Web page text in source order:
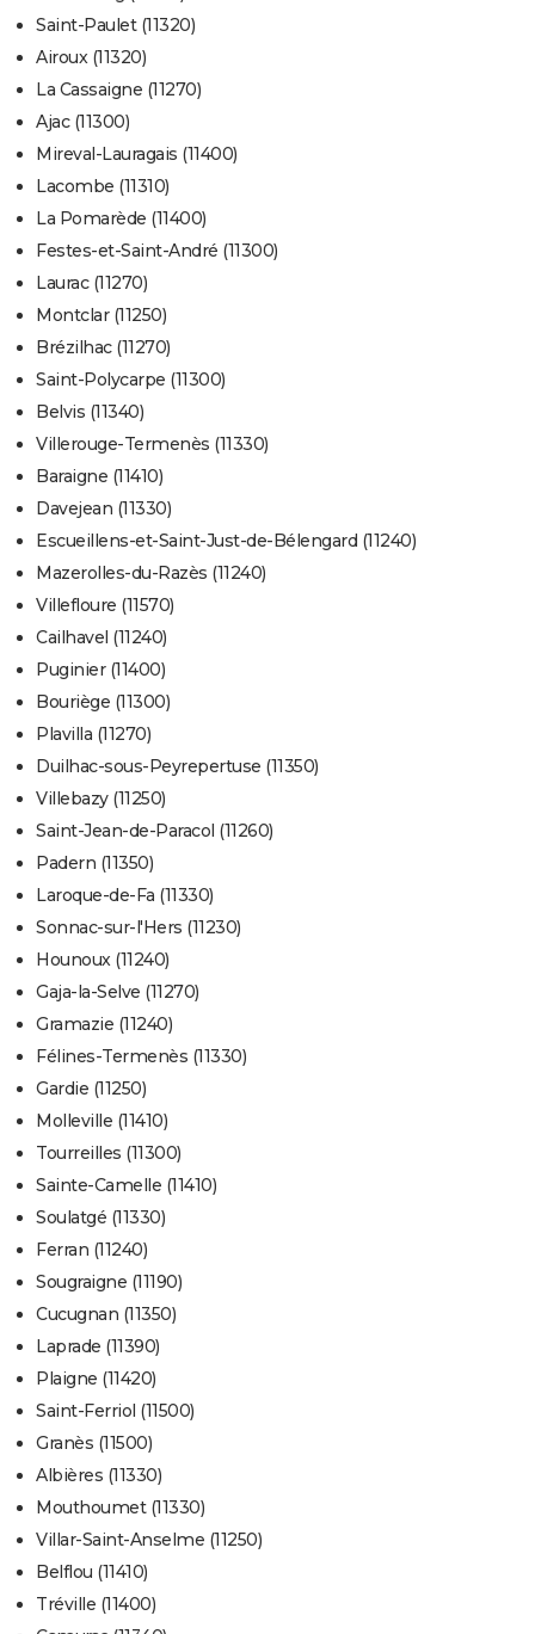
Saint-Paulet (11320)
Airoux (11320)
La Cassaigne (11270)
Ajac (11300)
Mireval-Lauragais (11400)
Lacombe (11310)
La Pomarède (11400)
Festes-et-Saint-André (11300)
Laurac (11270)
Montclar (11250)
Brézilhac (11270)
Saint-Polycarpe (11300)
Belvis (11340)
Villerouge-Termenès (11330)
Baraigne (11410)
Davejean (11330)
Escueillens-et-Saint-Just-de-Bélengard (11240)
Mazerolles-du-Razès (11240)
Villefloure (11570)
Cailhavel (11240)
Puginier (11400)
Bouriège (11300)
Plavilla (11270)
Duilhac-sous-Peyrepertuse (11350)
Villebazy (11250)
Saint-Jean-de-Paracol (11260)
Padern (11350)
Laroque-de-Fa (11330)
Sonnac-sur-l'Hers (11230)
Hounoux (11240)
Gaja-la-Selve (11270)
Gramazie (11240)
Félines-Termenès (11330)
Gardie (11250)
Molleville (11410)
Tourreilles (11300)
Sainte-Camelle (11410)
Soulatgé (11330)
Ferran (11240)
Sougraigne (11190)
Cucugnan (11350)
Laprade (11390)
Plaigne (11420)
Saint-Ferriol (11500)
Granès (11500)
Albières (11330)
Mouthoumet (11330)
Villar-Saint-Anselme (11250)
Belflou (11410)
Tréville (11400)